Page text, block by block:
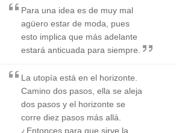
Para una idea es de muy mal
agüero estar de moda, pues
esto implica que más adelante
estará anticuada para siempre.
La utopía está en el horizonte.
Camino dos pasos, ella se aleja
dos pasos y el horizonte se
corre diez pasos más allá.
¿Entonces para que sirve la